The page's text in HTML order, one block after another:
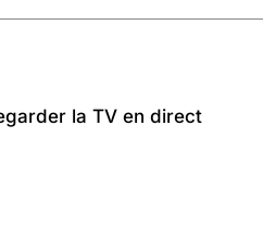
la TV en direct